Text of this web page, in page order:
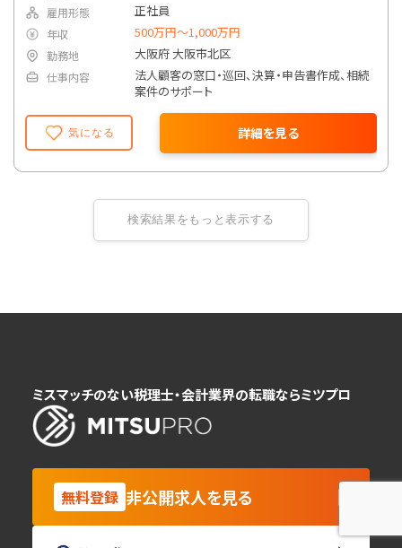
気になる 詳細を見る
雇用形態 正社員
年収 500万円〜1,000万円
勤務地 大阪府 大阪市北区
仕事内容
法人顧客の窓口・巡回、決算・申告書作成、相続
案件のサポート
検索結果をもっと表示する
ミスマッチのない税理士・会計業界の転職ならミツプロ
無料登録 非公開求人を見る